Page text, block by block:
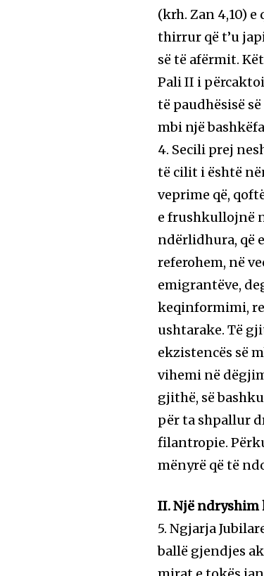
(krh. Zan 4,10)
thirrur që t’u
së të afërmit.
Pali II i
të paudhësisë
mbi një
4. Secili prej
të cilit i është
veprime që,
e frushkullojnë
ndërlidhura, që
referohem, në
emigrantëve,
keqinformimi,
ushtarake. Të
ekzistencës së
vihemi në
gjithë, së
për ta shpallur
filantropie.
mënyrë që të
II. Një
5. Ngjarja
ballë gjendjes